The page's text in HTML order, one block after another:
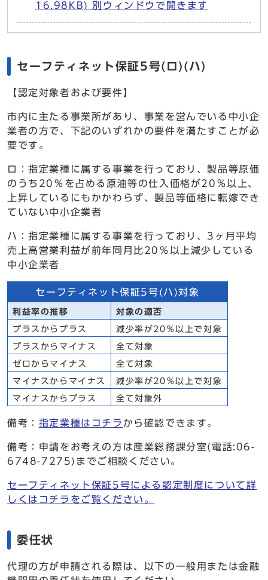
16.98KB) 別ウィンドウで開きます
セーフティネット保証5号(ロ)(ハ)
【認定対象者および要件】
市内に主たる事業所があり、事業を営んでいる中小企
業者の方で、下記のいずれかの要件を満たすことが必
要です。
ロ：指定業種に属する事業を行っており、製品等原価
のうち20％を占める原油等の仕入価格が20％以上、
上昇しているにもかかわらず、製品等価格に転嫁でき
ていない中小企業者
ハ：指定業種に属する事業を行っており、3ヶ月平均
売上高営業利益が前年同月比20％以上減少している
中小企業者
セーフティネット保証5号(ハ)対象
利益率の推移 対象の適否
プラスからプラス 減少率が20％以上で対象
プラスからマイナス 全て対象
ゼロからマイナス 全て対象
マイナスからマイナス 減少率が20％以上で対象
マイナスからプラス 全て対象外
備考： 指定業種はコチラ から確認できます。
備考：申請をお考えの方は産業総務課分室(電話:06-
6748-7275)までご相談ください。
セーフティネット保証5号による認定制度について詳
しくはコチラをご覧ください。
委任状
代理の方が申請される際は、以下の一般用または金融